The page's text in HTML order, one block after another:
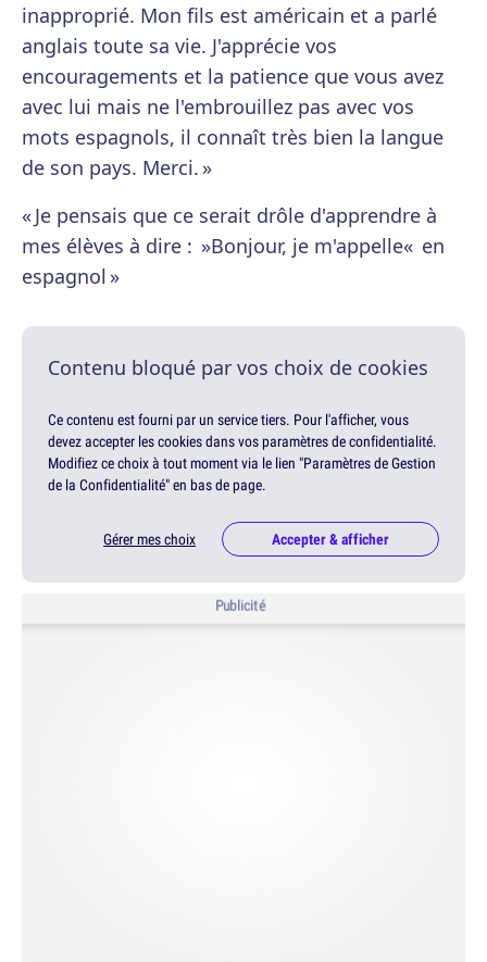
inapproprié. Mon fils est américain et a parlé
anglais toute sa vie. J'apprécie vos
encouragements et la patience que vous avez
avec lui mais ne l'embrouillez pas avec vos
mots espagnols, il connaît très bien la langue
de son pays. Merci. »
« Je pensais que ce serait drôle d'apprendre à
mes élèves à dire : »Bonjour, je m'appelle« en
espagnol »
Contenu bloqué par vos choix de cookies
Ce contenu est fourni par un service tiers. Pour l'afficher, vous
devez accepter les cookies dans vos paramètres de confidentialité.
Modifiez ce choix à tout moment via le lien "Paramètres de Gestion
de la Confidentialité" en bas de page.
Gérer mes choix Accepter & afficher
Publicité